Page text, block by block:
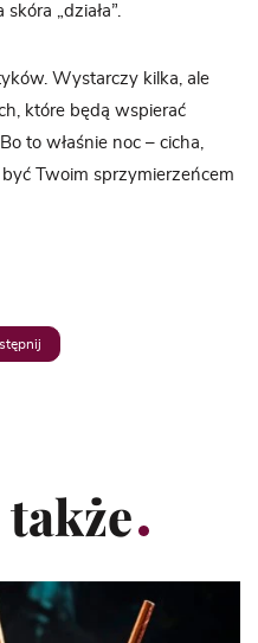
„działa”.
Wystarczy kilka, ale
które będą wspierać
to właśnie noc – cicha,
Twoim sprzymierzeńcem